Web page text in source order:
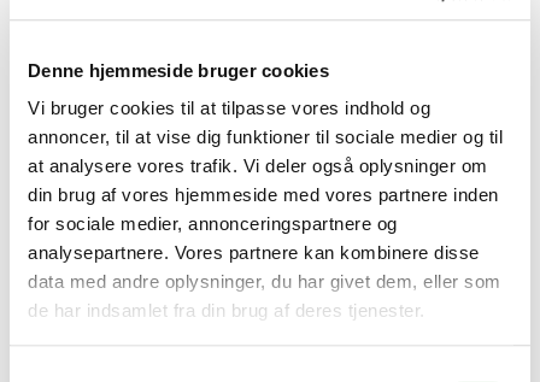
Denne hjemmeside bruger cookies
Vi bruger cookies til at tilpasse vores indhold og
annoncer, til at vise dig funktioner til sociale medier og til
at analysere vores trafik. Vi deler også oplysninger om
din brug af vores hjemmeside med vores partnere inden
for sociale medier, annonceringspartnere og
analysepartnere. Vores partnere kan kombinere disse
data med andre oplysninger, du har givet dem, eller som
de har indsamlet fra din brug af deres tjenester.
507,00 kr.